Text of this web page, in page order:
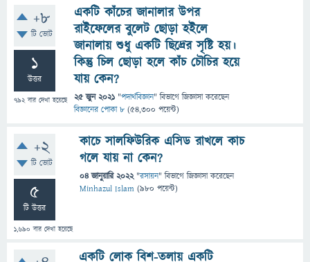
+8
টি ভোট
1
উত্তর
792বার দেখা হয়েছে
একটি কাঁচের জানালার উপর
রাইফেলের বুলেট ছােড়া হইলে
জানালায় শুধু একটি ছিদ্রের সৃষ্টি হয়।
কিন্তু চিল ছোড়া হলে কাঁচ চৌচির হয়ে
যায় কেন?
25 জুন 2021 "পদার্থবিজ্ঞান" বিভাগে জিজ্ঞাসাকরেছেন
বিজ্ঞানের পোকা ৮ (54,300 পয়েন্ট)
+2
টি ভোট
5
টি উত্তর
1,690 বার দেখা হয়েছে
কাচে সালফিউরিক এসিড রাখলে কাচ
গলে যায় না কেন?
04 জানুয়ারি 2022 "রসায়ন" বিভাগে জিজ্ঞাসাকরেছেন
Minhazul Islam (980 পয়েন্ট)
একটি লোক বিশ-তলায় একটি